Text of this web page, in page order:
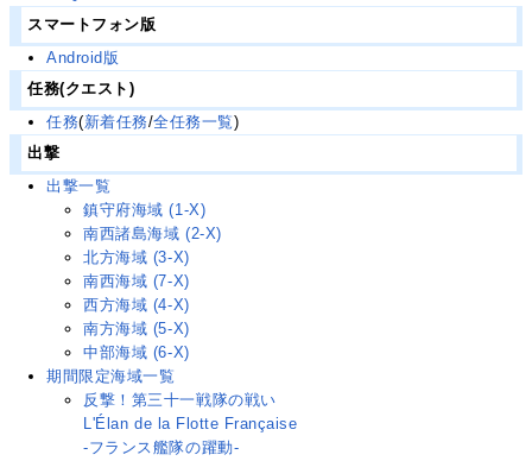
スマートフォン版
Android版
任務(クエスト)
任務(新着任務/全任務一覧)
出撃
出撃一覧
鎮守府海域 (1-X)
南西諸島海域 (2-X)
北方海域 (3-X)
南西海域 (7-X)
西方海域 (4-X)
南方海域 (5-X)
中部海域 (6-X)
期間限定海域一覧
反撃！第三十一戦隊の戦い
L'Élan de la Flotte Française
-フランス艦隊の躍動-